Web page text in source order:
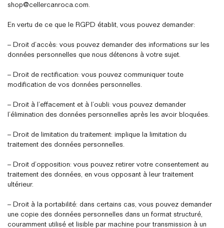
shop@cellercanroca.com.
En vertu de ce que le RGPD établit, vous pouvez demander:
– Droit d’accès: vous pouvez demander des informations sur les
données personnelles que nous détenons à votre sujet.
– Droit de rectification: vous pouvez communiquer toute
modification de vos données personnelles.
– Droit à l’effacement et à l’oubli: vous pouvez demander
l’élimination des données personnelles après les avoir bloquées.
– Droit de limitation du traitement: implique la limitation du
traitement des données personnelles.
– Droit d’opposition: vous pouvez retirer votre consentement au
traitement des données, en vous opposant à leur traitement
ultérieur.
– Droit à la portabilité: dans certains cas, vous pouvez demander
une copie des données personnelles dans un format structuré,
couramment utilisé et lisible par machine pour transmission à un